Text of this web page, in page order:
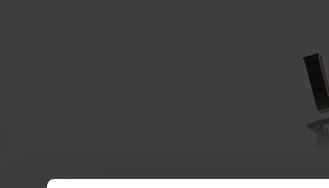
Little Coffee är ett familjedrivet företag som